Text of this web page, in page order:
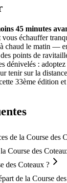
45 minutes
vous échauffer
chaud le matin —
points de
dénivelés :
tenir sur la
33ème édition
de la Course des
Course des
des Coteaux ?
de la Course